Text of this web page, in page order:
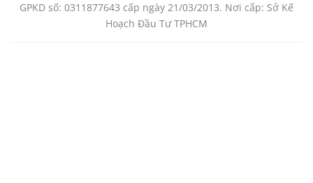
GPKD số: 0311877643 cấp ngày 21/03/2013. Nơi cấp: Sở Kế
Hoạch Đầu Tư TPHCM